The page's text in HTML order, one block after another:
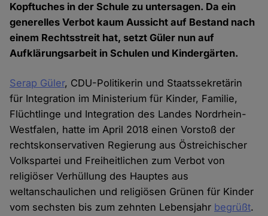
Kopftuches in der Schule zu untersagen. Da ein
generelles Verbot kaum Aussicht auf Bestand nach
einem Rechtsstreit hat, setzt Güler nun auf
Aufklärungsarbeit in Schulen und Kindergärten.
Serap Güler, CDU-Politikerin und Staatssekretärin
für Integration im Ministerium für Kinder, Familie,
Flüchtlinge und Integration des Landes Nordrhein-
Westfalen, hatte im April 2018 einen Vorstoß der
rechtskonservativen Regierung aus Östreichischer
Volkspartei und Freiheitlichen zum Verbot von
religiöser Verhüllung des Hauptes aus
weltanschaulichen und religiösen Grünen für Kinder
vom sechsten bis zum zehnten Lebensjahr begrüßt.